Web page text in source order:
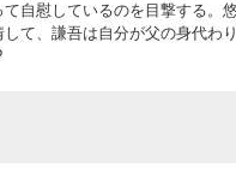
自慰しているのを目撃する。
て、謙吾は自分が父の身代